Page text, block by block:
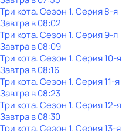
Три кота. Сезон 1. Серия 8-я
Завтра в 08:02
Три кота. Сезон 1. Серия 9-я
Завтра в 08:09
Три кота. Сезон 1. Серия 10-я
Завтра в 08:16
Три кота. Сезон 1. Серия 11-я
Завтра в 08:23
Три кота. Сезон 1. Серия 12-я
Завтра в 08:30
Три кота. Сезон 1. Серия 13-я